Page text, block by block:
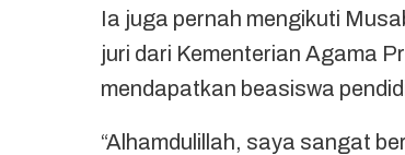
Ia juga pernah mengikuti
juri dari Kementerian Agama
mendapatkan beasiswa
“Alhamdulillah, saya sangat